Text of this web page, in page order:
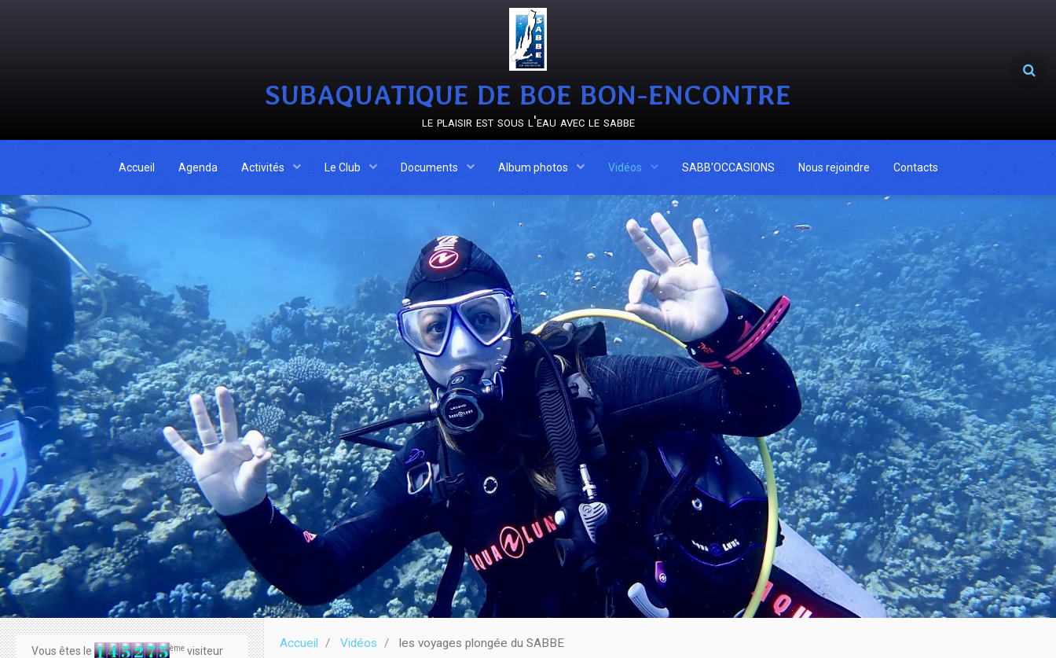
SUBAQUATIQUE DE BOE BON-ENCONTRE
le plaisir est sous l'eau avec le sabbe
Accueil Agenda Activités Le Club Documents Album photos Vidéos SABB'OCCASIONS Nous rejoindre Contacts
Accueil Vidéos les voyages plongée du SABBE
Vous êtes le ème visiteur